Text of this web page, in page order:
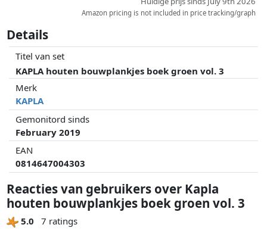
Amazon pricing is not included in price tracking/graph
Details
Titel van set
KAPLA houten bouwplankjes boek groen vol. 3
Merk
KAPLA
Gemonitord sinds
February 2019
EAN
0814647004303
Reacties van gebruikers over Kapla
houten bouwplankjes boek groen vol. 3
5.0
7 ratings